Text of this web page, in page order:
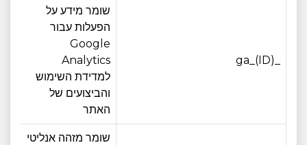
שומר מידע על
הפעלות עבור
Google
Analytics
למדידת השימוש
והביצועים של
האתר
שומר מזהה אנליטי